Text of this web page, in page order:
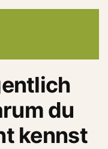
du
kennst